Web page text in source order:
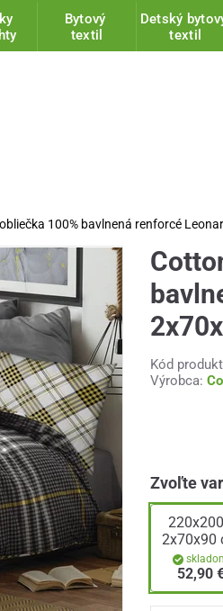
Bytový
textil
Detský
textil
100% bavlnená renforcé
Kód
Výrobca:
Zvoľte
2x70x90
52,90